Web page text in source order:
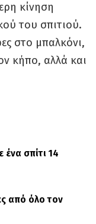
κίνηση
του σπιτιού.
στο μπαλκόνι,
κήπο, αλλά και
σπίτι 14
από όλο τον